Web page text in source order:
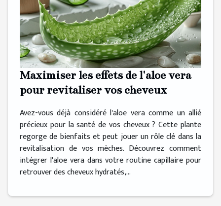
Maximiser les effets de l'aloe vera
pour revitaliser vos cheveux
Avez-vous déjà considéré l'aloe vera comme un allié
précieux pour la santé de vos cheveux ? Cette plante
regorge de bienfaits et peut jouer un rôle clé dans la
revitalisation de vos mèches. Découvrez comment
intégrer l'aloe vera dans votre routine capillaire pour
retrouver des cheveux hydratés,...